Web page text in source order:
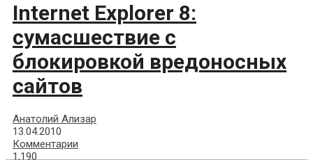
Internet Explorer 8:
сумасшествие с
блокировкой вредоносных
сайтов
Анатолий Ализар
13.04.2010
Комментарии
1,190